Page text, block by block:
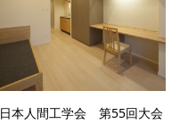
日本人間工学会 第55回大会